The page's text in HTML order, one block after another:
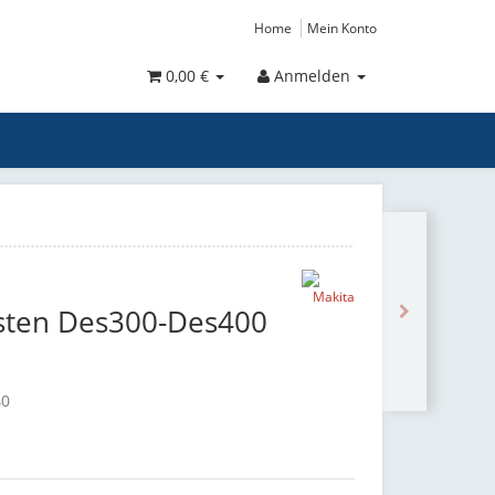
Home Mein Konto
Anmelden
0,00 €
Des300-Des400